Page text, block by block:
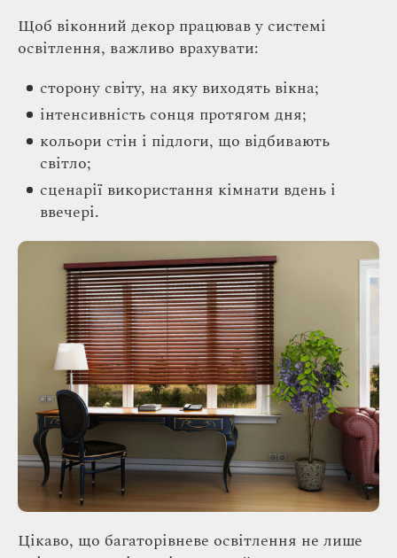
Щоб віконний декор працював у системі
освітлення, важливо врахувати:
сторону світу, на яку виходять вікна;
інтенсивність сонця протягом дня;
кольори стін і підлоги, що відбивають
світло;
сценарії використання кімнати вдень і
ввечері.
Цікаво, що багаторівневе освітлення не лише